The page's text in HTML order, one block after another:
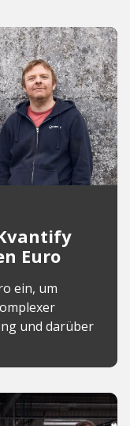
Euro
ein, um
und darüber